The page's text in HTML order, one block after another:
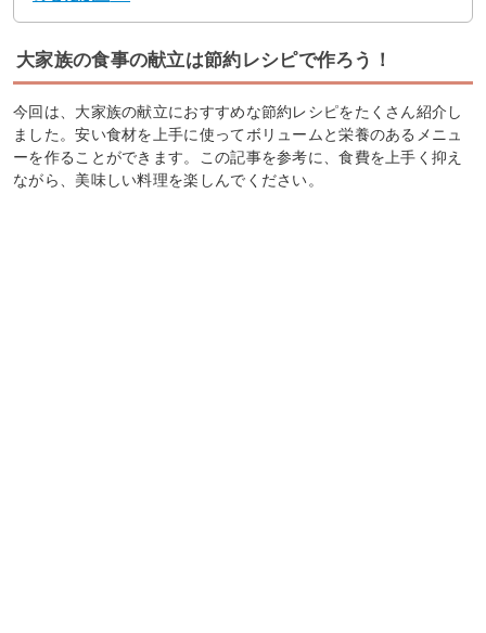
大家族の食事の献立は節約レシピで作ろう！
今回は、大家族の献立におすすめな節約レシピをたくさん紹介し
ました。安い食材を上手に使ってボリュームと栄養のあるメニュ
ーを作ることができます。この記事を参考に、食費を上手く抑え
ながら、美味しい料理を楽しんでください。